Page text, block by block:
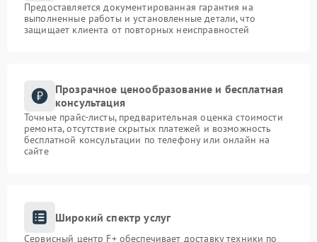
Предоставляется документированная гарантия на
выполненные работы и установленные детали, что
защищает клиента от повторных неисправностей
Прозрачное ценообразование и бесплатная
консультация
Точные прайс-листы, предварительная оценка стоимости
ремонта, отсутствие скрытых платежей и возможность
бесплатной консультации по телефону или онлайн на
сайте
Широкий спектр услуг
Сервисный центр F+ обеспечивает доставку техники по